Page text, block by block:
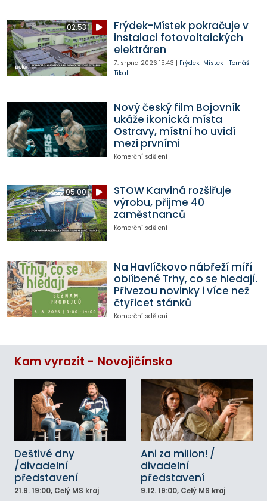
02:53
Frýdek-Místek pokračuje v
instalaci fotovoltaických
elektráren
7. srpna 2026 15:43 | Frýdek-Místek| Tomáš
Tikal
Nový český film Bojovník
ukáže ikonická místa
Ostravy, místní ho uvidí
mezi prvními
Komerční sdělení
05:00
STOW Karviná rozšiřuje
výrobu, přijme 40
zaměstnanců
Komerční sdělení
Na Havlíčkovo nábřeží míří
oblíbené Trhy, co se hledají.
Přivezou novinky i více než
čtyřicet stánků
Komerční sdělení
Kam vyrazit - Novojičínsko
Deštivé dny
/divadelní
představení
21.9. 19:00, Celý MS kraj
Ani za milion! /
divadelní
představení
9.12. 19:00, Celý MS kraj